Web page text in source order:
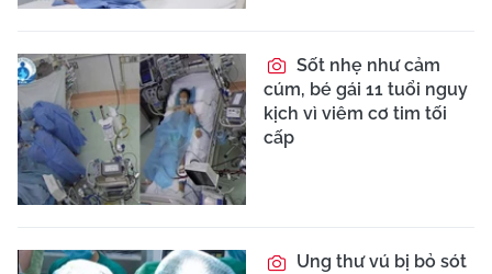
Sốt nhẹ như cảm
cúm, bé gái 11 tuổi nguy
kịch vì viêm cơ tim tối
cấp
Ung thư vú bị bỏ sót